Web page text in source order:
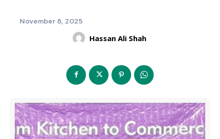
November 8, 2025
Hassan Ali Shah